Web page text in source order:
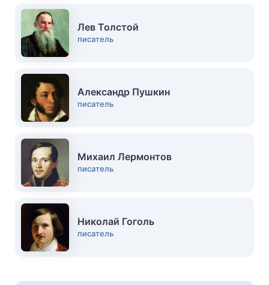
Лев Толстой
писатель
Александр Пушкин
писатель
Михаил Лермонтов
писатель
Николай Гоголь
писатель